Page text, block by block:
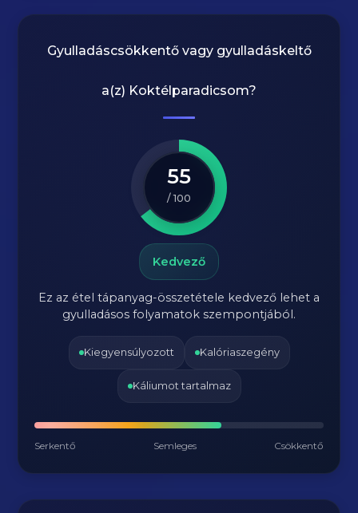
Gyulladáscsökkentő vagy gyulladáskeltő
a(z) Koktélparadicsom?
55
/ 100
Kedvező
Ez az étel tápanyag-összetétele kedvező lehet a
gyulladásos folyamatok szempontjából.
Kiegyensúlyozott Kalóriaszegény
Káliumot tartalmaz
Serkentő Semleges Csökkentő